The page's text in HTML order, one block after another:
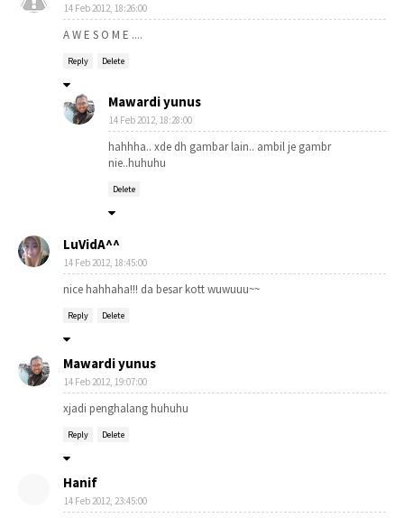
14 Feb 2012, 18:26:00
A W E S O M E ....
Reply Delete
Mawardi yunus
14 Feb 2012, 18:28:00
hahhha.. xde dh gambar lain.. ambil je gambr
nie..huhuhu
Delete
LuVidA^^
14 Feb 2012, 18:45:00
nice hahhaha!!! da besar kott wuwuuu~~
Reply Delete
Mawardi yunus
14 Feb 2012, 19:07:00
xjadi penghalang huhuhu
Reply Delete
Hanif
14 Feb 2012, 23:45:00